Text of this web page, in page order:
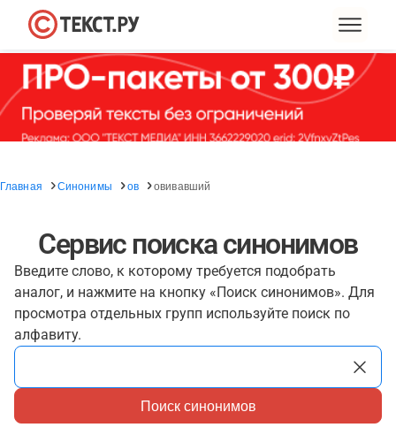
Главная Синонимы ов овивавший
Сервис поиска синонимов
Введите слово, к которому требуется подобрать
аналог, и нажмите на кнопку «Поиск синонимов». Для
просмотра отдельных групп используйте поиск по
алфавиту.
Поиск синонимов